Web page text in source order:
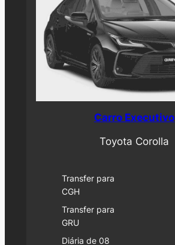
Carro Executivo
Toyota Corolla
Transfer para
CGH
Transfer para
GRU
Diária de 08